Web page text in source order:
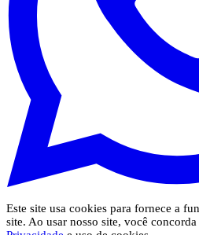
Este site usa cookies para fornece a
site. Ao usar nosso site, você